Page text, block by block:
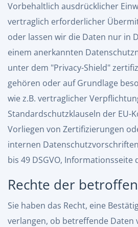
Vorbehaltlich ausdrücklicher
vertraglich erforderlicher
oder lassen wir die Daten nur in
einem anerkannten
unter dem "Privacy-Shield"
gehören oder auf Grundlage
wie z.B. vertraglicher
Standardschutzklauseln der EU-
Vorliegen von Zertifizierungen
internen
bis 49 DSGVO, Informationsseite
Rechte der
Sie haben das Recht, eine
verlangen, ob betreffende Daten